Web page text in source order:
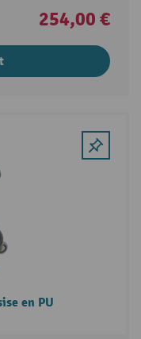
254,00 €
en PU